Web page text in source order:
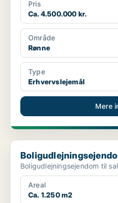
Pris
Ca. 4.500.000 kr.
Område
Rønne
Type
Erhvervslejemål
Mere
Boligudlejningsejendom i Nexø
Boligudlejningsejendom til
Areal
Ca. 1.250 m2